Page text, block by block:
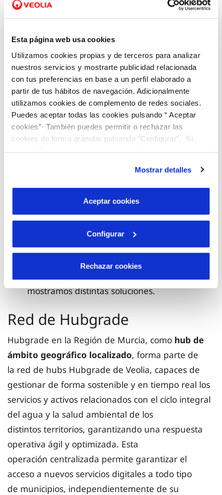
Esta página web usa cookies
Utilizamos cookies propias y de terceros para analizar
nuestros servicios y mostrarte publicidad relacionada
con tus preferencias en base a un perfil elaborado a
partir de tus hábitos de navegación. Adicionalmente
utilizamos cookies de complemento de redes sociales.
Puedes aceptar todas las cookies pulsando “ Aceptar
cookies”· También puedes permitir o rechazar las
cookies de forma granular pulsando “Configurar”. Si
son indispensables para que el sitio web funcione y que
por tanto no se pueden desactivar. Puedes consultar
más información en nuestraPolítica de Cookies
Mostrar detalles
Aceptar cookies
Configurar
Rechazar cookies
gestionamos la operación de las redes de
agua y alcantarillado en un régimen 24/7,
para todos los municipios en los que
Veolia está presente, sirviendo a medio millón
de habitantes; esto es, llevando el agua a uno
de cada tres hogares de la Región de Murcia.
Indicadores
UnLab de Innovación, espacio para la co-
creación y las alianzas con empresas,
administraciones, centros tecnológicos,
startups y universidades; realizando eventos
como hackathons, ponencias, entrevistas, etc.
mostramos distintas soluciones.
Red de Hubgrade
Hubgrade en la Región de Murcia, como hub de
ámbito geográfico localizado, forma parte de
la red de hubs Hubgrade de Veolia, capaces de
gestionar de forma sostenible y en tiempo real los
servicios y activos relacionados con el ciclo integral
del agua y la salud ambiental de los
distintos territorios, garantizando una respuesta
operativa ágil y optimizada. Esta
operación centralizada permite garantizar el
acceso a nuevos servicios digitales a todo tipo
de municipios, independientemente de su